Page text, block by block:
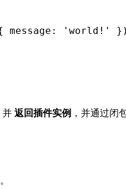
message : 'world!'
并返回插件实例 ，并通过闭